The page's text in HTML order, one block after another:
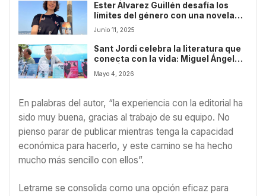
Ester Álvarez Guillén desafía los
límites del género con una novela
que conmueve y transforma
Junio 11, 2025
Sant Jordi celebra la literatura que
conecta con la vida: Miguel Ángel
Cruz Álvarez presenta sus obras
“Tropezar dos veces con la misma
llueve”
Mayo 4, 2026
En palabras del autor, “la experiencia con la editorial ha
sido muy buena, gracias al trabajo de su equipo. No
pienso parar de publicar mientras tenga la capacidad
económica para hacerlo, y este camino se ha hecho
mucho más sencillo con ellos”.
Letrame se consolida como una opción eficaz para